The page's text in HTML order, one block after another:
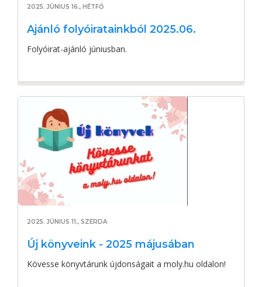
2025. JÚNIUS 16., HÉTFŐ
Ajánló folyóiratainkból 2025.06.
Folyóirat-ajánló júniusban.
2025. JÚNIUS 11., SZERDA
Új könyveink - 2025 májusában
Kövesse könyvtárunk újdonságait a moly.hu oldalon!